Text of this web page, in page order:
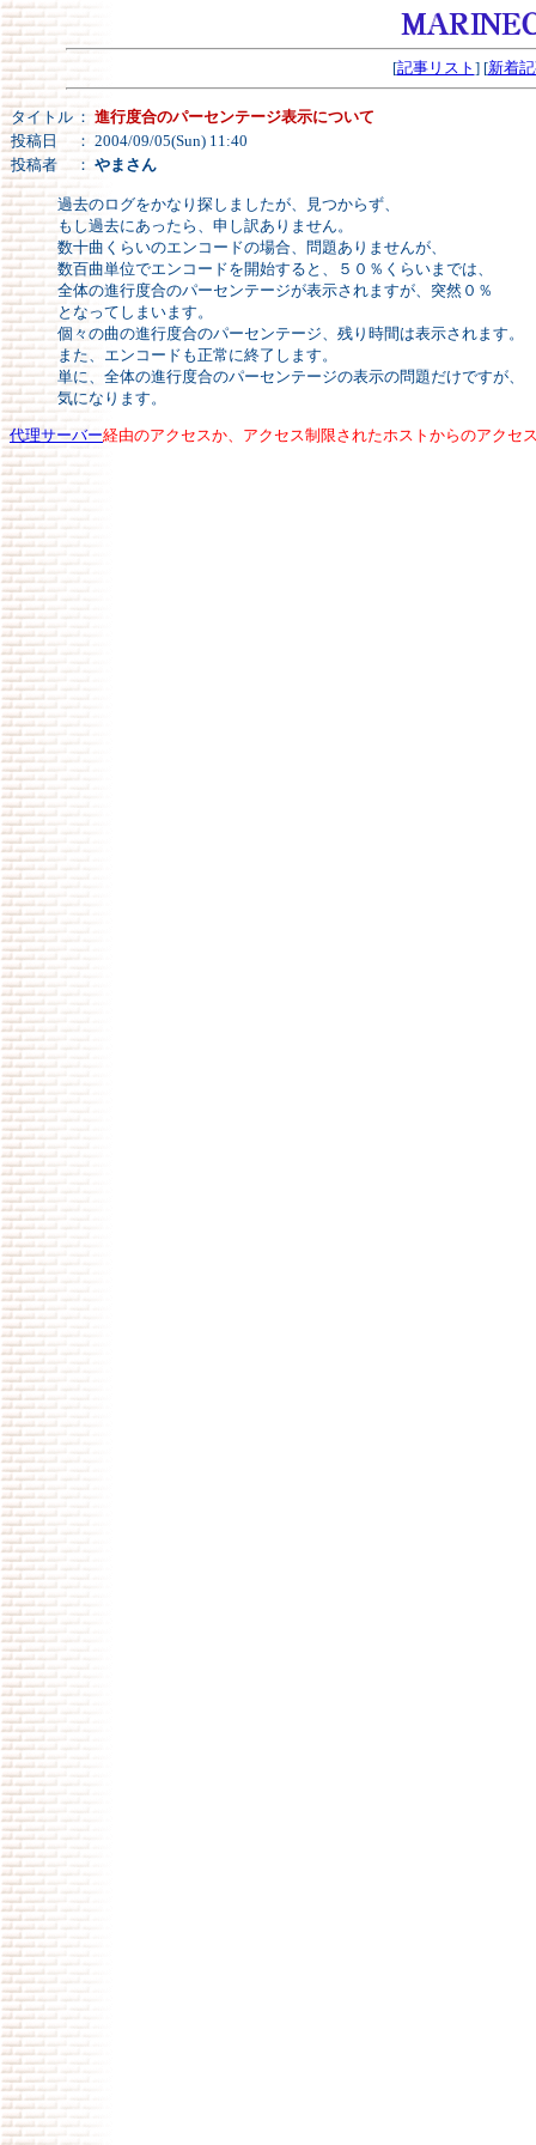
[記事リスト ] [新着
タイトル ： 進行度合のパーセンテージ表示について
投稿日
： 2004/09/05(Sun) 11:40
投稿者
： やまさん
過去のログをかなり探しましたが、見つからず、
もし過去にあったら、申し訳ありません。
数十曲くらいのエンコードの場合、問題ありませんが、
数百曲単位でエンコードを開始すると、５０％くらいまでは、
全体の進行度合のパーセンテージが表示されますが、突然０％
となってしまいます。
個々の曲の進行度合のパーセンテージ、残り時間は表示されます。
また、エンコードも正常に終了します。
単に、全体の進行度合のパーセンテージの表示の問題だけですが、
気になります。
代理サーバー経由のアクセスか、アクセス制限されたホストからのアクセ